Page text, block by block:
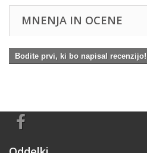
MNENJA IN OCENE
Bodite prvi, ki bo napisal recenzijo!